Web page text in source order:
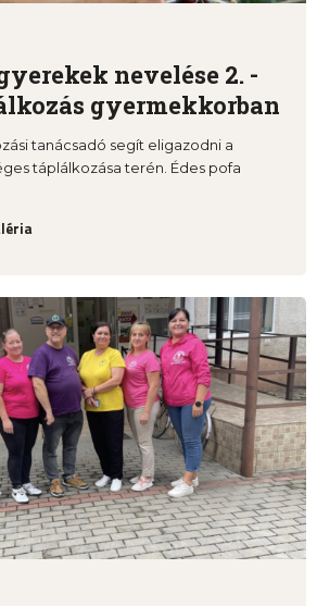
nevelése 2. -
gyermekkorban
tanácsadó segít eligazodni a
táplálkozása terén. Édes pofa